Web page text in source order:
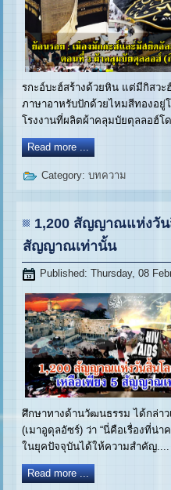
รกะอ์บะฮ์สร้างด้วยหิน แต่มีกิสว
ภาษาอาหรับปักด้วยไหมสีทองอยู่
โรงงานที่ผลิตผ้าคลุมบัยตุลลอฮ์โ
Read more ...
Category:บทความ
1,200 สัญญาณแห่งวัน
สัญญาณเท่านั้น
Published: Thursday, 08
ศึกษาทางด้านวัฒนธรรม ได้กล่า
(เมาอูดุลอัซร์) ว่า “นี่คือเรื่องที่น่
ในยุคปัจจุบันได้ให้ความสำคัญ....
Read more ...